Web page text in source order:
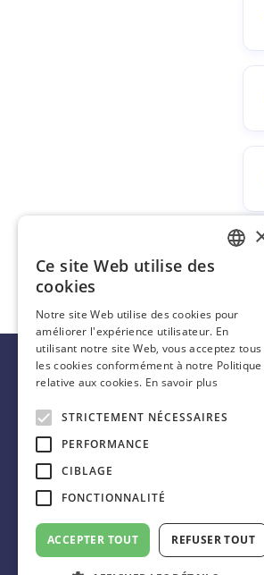
Français
+33 9 72 10 70 27
31 rue Chanzy
Ce site Web utilise des
cookies
Notre site Web utilise des cookies pour
améliorer l'expérience utilisateur. En
utilisant notre site Web, vous acceptez tous
les cookies conformément à notre Politique
relative aux cookies. En savoir plus
STRICTEMENT NÉCESSAIRES
PERFORMANCE
CIBLAGE
FONCTIONNALITÉ
ACCEPTER TOUT REFUSER TOUT